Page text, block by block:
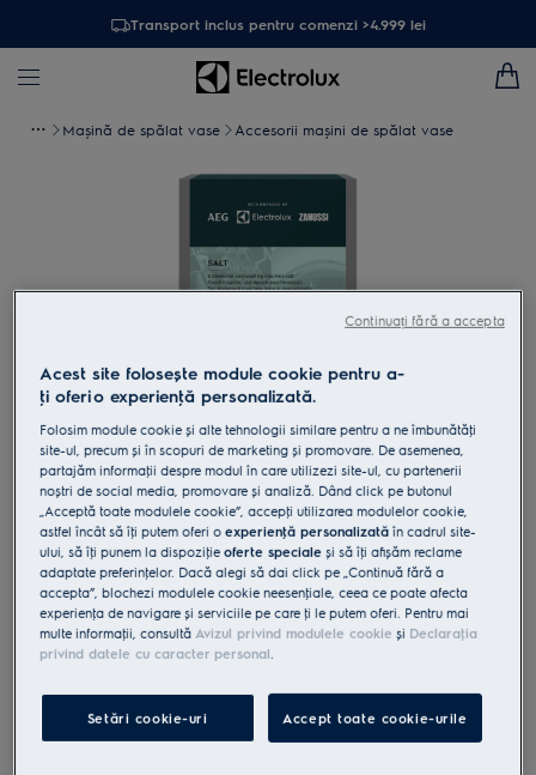
Transport inclus pentru comenzi >4.999 lei
Mașină de spălat vase Accesorii mașini de spălat vase
Atinge pentru zoom
M3GCS200
Sare pentru masini de spalat
5 (3)
spalat rufe, folosind sare.
Acest site folosește module cookie pentru a-
ţi oferi o experienţă personalizată.
Folosim module cookie și alte tehnologii similare pentru a ne îmbunătăţi
site-ul, precum și în scopuri de marketing și promovare. De asemenea,
partajăm informaţii despre modul în care utilizezi site-ul, cu partenerii
noștri de social media, promovare și analiză. Dând click pe butonul
„Acceptă toate modulele cookie”, accepţi utilizarea modulelor cookie,
astfel încât să îţi putem oferi oexperienţă personalizată în cadrul site-
ului, să îţi punem la dispoziţieoferte speciale și să îţi afișăm reclame
adaptate preferinţelor. Dacă alegi să dai click pe „Continuă fără a
accepta”, blochezi modulele cookie neesenţiale, ceea ce poate afecta
experienţa de navigare și serviciile pe care ţi le putem oferi. Pentru mai
multe informaţii, consultă Avizul privind modulele cookie și Declaraţia
privind datele cu caracter personal.
Setări cookie-uri Accept toate cookie-urile
Continuați fără a accepta